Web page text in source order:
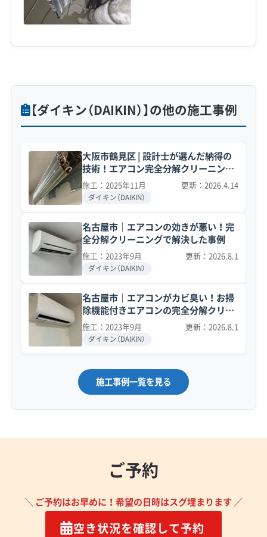
【ダイキン（DAIKIN）】の他の施工事例
大阪市鶴見区 | 設計士が選んだ納得の
技術！エアコン完全分解クリーニング
事例
施工：2025年11月 更新：2026.4.14
ダイキン（DAIKIN）
名古屋市｜エアコンの効きが悪い！完
全分解クリーニングで解決した事例
施工：2023年9月 更新：2026.8.1
ダイキン（DAIKIN）
名古屋市｜エアコンがカビ臭い！お掃
除機能付きエアコンの完全分解クリー
ニング事例
施工：2023年9月 更新：2026.8.1
ダイキン（DAIKIN）
施工事例一覧を見る
ご予約
＼ ご予約はお早めに！希望の日時はスグ埋まります ／
空き状況を確認して予約